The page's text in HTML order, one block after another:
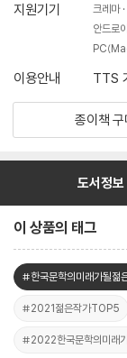
지원기기
크레마
안드로
이용안내 TTS
종이책 구
도서정보
이 상품의 태그
#한국문학의미래가될젊
#2021젊은작가TOP5
#2022한국문학의미래